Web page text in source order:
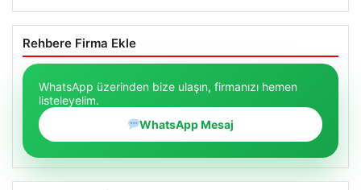
Rehbere Firma Ekle
WhatsApp üzerinden bize ulaşın, firmanızı hemen
listeleyelim.
WhatsApp Mesaj